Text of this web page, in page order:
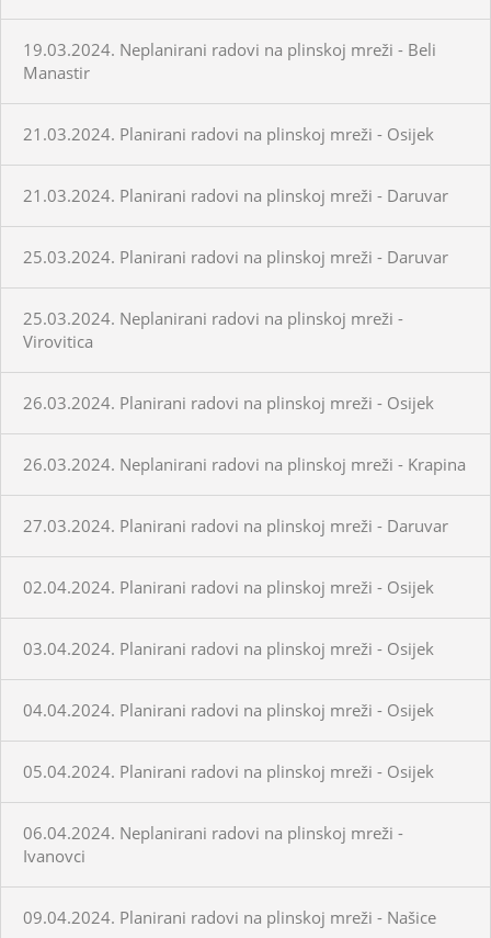
19.03.2024. Neplanirani radovi na plinskoj mreži - Beli
Manastir
21.03.2024. Planirani radovi na plinskoj mreži - Osijek
21.03.2024. Planirani radovi na plinskoj mreži - Daruvar
25.03.2024. Planirani radovi na plinskoj mreži - Daruvar
25.03.2024. Neplanirani radovi na plinskoj mreži -
Virovitica
26.03.2024. Planirani radovi na plinskoj mreži - Osijek
26.03.2024. Neplanirani radovi na plinskoj mreži - Krapina
27.03.2024. Planirani radovi na plinskoj mreži - Daruvar
02.04.2024. Planirani radovi na plinskoj mreži - Osijek
03.04.2024. Planirani radovi na plinskoj mreži - Osijek
04.04.2024. Planirani radovi na plinskoj mreži - Osijek
05.04.2024. Planirani radovi na plinskoj mreži - Osijek
06.04.2024. Neplanirani radovi na plinskoj mreži -
Ivanovci
09.04.2024. Planirani radovi na plinskoj mreži - Našice